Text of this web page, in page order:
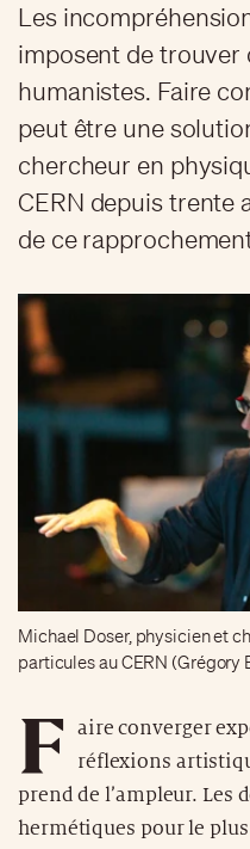
Les
imposent de trouver
humanistes. Faire
peut être une
chercheur en
CERN depuis trente
de ce
Michael Doser, physicien et
particules au CERN (Grégory
F
aire converger
réflexions
prend de l’ampleur. Les
hermétiques pour le